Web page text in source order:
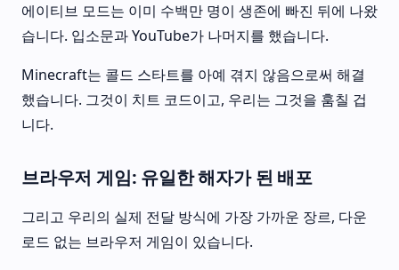
에이티브 모드는 이미 수백만 명이 생존에 빠진 뒤에 나왔
습니다. 입소문과 YouTube가 나머지를 했습니다.
Minecraft는 콜드 스타트를 아예 겪지 않음으로써 해결
했습니다. 그것이 치트 코드이고, 우리는 그것을 훔칠 겁
니다.
브라우저 게임: 유일한 해자가 된 배포
그리고 우리의 실제 전달 방식에 가장 가까운 장르, 다운
로드 없는 브라우저 게임이 있습니다.